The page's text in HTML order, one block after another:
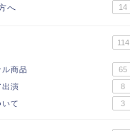
へ 14
114
ル商品
65
出演
8
て
3